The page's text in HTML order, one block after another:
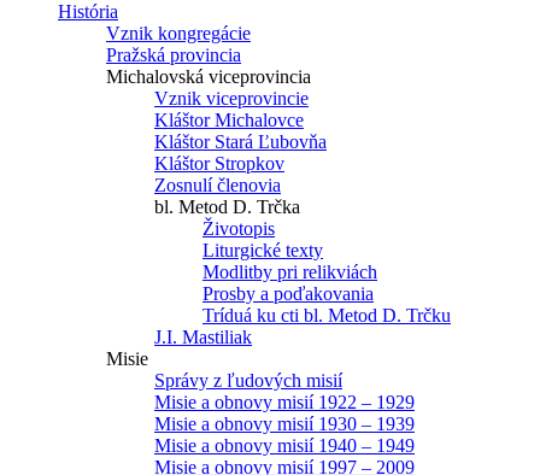
História
Vznik kongregácie
Pražská provincia
Michalovská viceprovincia
Vznik viceprovincie
Kláštor Michalovce
Kláštor Stará Ľubovňa
Kláštor Stropkov
Zosnulí členovia
bl. Metod D. Trčka
Životopis
Liturgické texty
Modlitby pri relikviách
Prosby a poďakovania
Tríduá ku cti bl. Metod D. Trčku
J.I. Mastiliak
Misie
Správy z ľudových misií
Misie a obnovy misií 1922 – 1929
Misie a obnovy misií 1930 – 1939
Misie a obnovy misií 1940 – 1949
Misie a obnovy misií 1997 – 2009